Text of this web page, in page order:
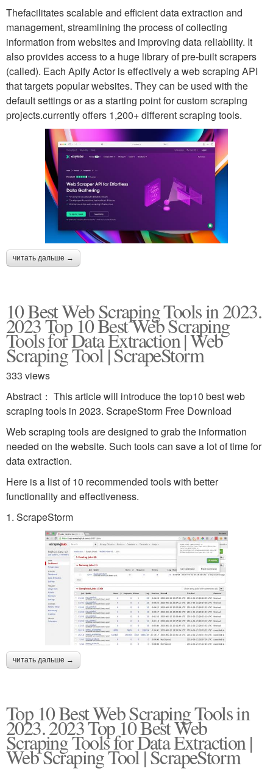
Thefacilitates scalable and efficient data extraction and
management, streamlining the process of collecting
information from websites and improving data reliability. It
also provides access to a huge library of pre-built scrapers
(called). Each Apify Actor is effectively a web scraping API
that targets popular websites. They can be used with the
default settings or as a starting point for custom scraping
projects.currently offers 1,200+ different scraping tools.
читать дальше →
10 Best Web Scraping Tools in 2023.
2023 Top 10 Best Web Scraping
Tools for Data Extraction | Web
Scraping Tool | ScrapeStorm
333 views
Abstract： This article will introduce the top10 best web
scraping tools in 2023. ScrapeStorm Free Download
Web scraping tools are designed to grab the information
needed on the website. Such tools can save a lot of time for
data extraction.
Here is a list of 10 recommended tools with better
functionality and effectiveness.
1. ScrapeStorm
читать дальше →
Top 10 Best Web Scraping Tools in
2023. 2023 Top 10 Best Web
Scraping Tools for Data Extraction |
Web Scraping Tool | ScrapeStorm